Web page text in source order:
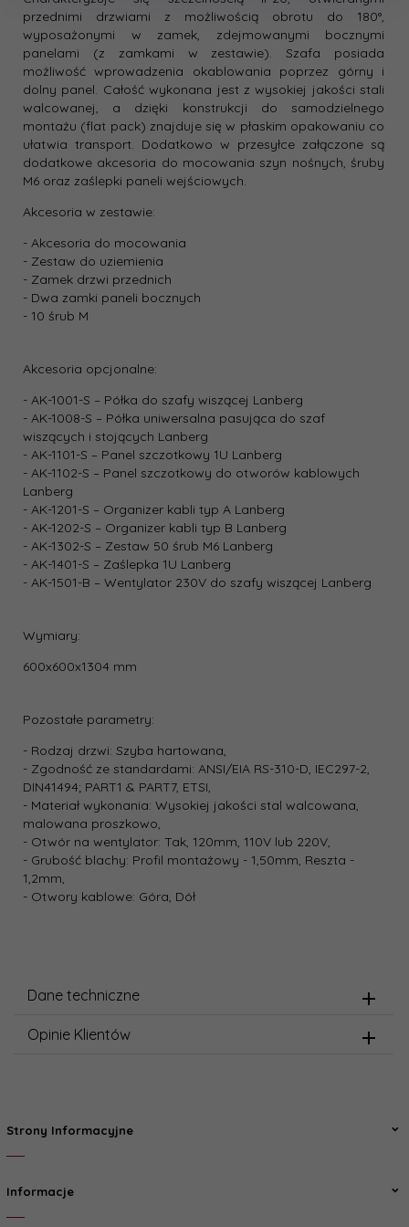
przednimi drzwiami z możliwością obrotu do 180°,
wyposażonymi w zamek, zdejmowanymi bocznymi
panelami (z zamkami w zestawie). Szafa posiada
możliwość wprowadzenia okablowania poprzez górny i
dolny panel. Całość wykonana jest z wysokiej jakości stali
walcowanej, a dzięki konstrukcji do samodzielnego
montażu (flat pack) znajduje się w płaskim opakowaniu co
ułatwia transport. Dodatkowo w przesyłce załączone są
dodatkowe akcesoria do mocowania szyn nośnych, śruby
M6 oraz zaślepki paneli wejściowych.
Akcesoria w zestawie:
- Akcesoria do mocowania
- Zestaw do uziemienia
- Zamek drzwi przednich
- Dwa zamki paneli bocznych
- 10 śrub M
Akcesoria opcjonalne:
- AK-1001-S – Półka do szafy wiszącej Lanberg
- AK-1008-S – Półka uniwersalna pasująca do szaf
wiszących i stojących Lanberg
- AK-1101-S – Panel szczotkowy 1U Lanberg
- AK-1102-S – Panel szczotkowy do otworów kablowych
Lanberg
- AK-1201-S – Organizer kabli typ A Lanberg
- AK-1202-S – Organizer kabli typ B Lanberg
- AK-1302-S – Zestaw 50 śrub M6 Lanberg
- AK-1401-S – Zaślepka 1U Lanberg
- AK-1501-B – Wentylator 230V do szafy wiszącej Lanberg
Wymiary:
600x600x1304 mm
Pozostałe parametry:
- Rodzaj drzwi: Szyba hartowana,
- Zgodność ze standardami: ANSI/EIA RS-310-D, IEC297-2,
DIN41494; PART1 & PART7, ETSI,
- Materiał wykonania: Wysokiej jakości stal walcowana,
malowana proszkowo,
- Otwór na wentylator: Tak, 120mm, 110V lub 220V,
- Grubość blachy: Profil montażowy - 1,50mm, Reszta -
1,2mm,
- Otwory kablowe: Góra, Dół
Dane techniczne
Opinie Klientów
Strony Informacyjne
Informacje